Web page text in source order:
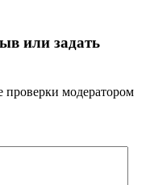
или задать
проверки модератором